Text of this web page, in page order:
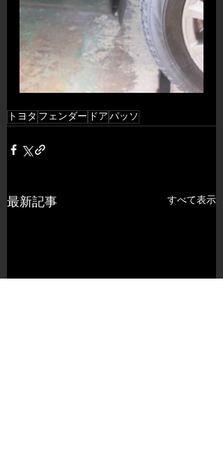
トヨタ フェンダー ドア パッソ
最新記事 すべて表示